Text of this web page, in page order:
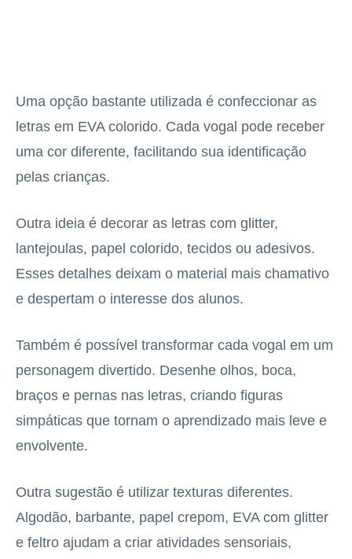
Uma opção bastante utilizada é confeccionar as
letras em EVA colorido. Cada vogal pode receber
uma cor diferente, facilitando sua identificação
pelas crianças.
Outra ideia é decorar as letras com glitter,
lantejoulas, papel colorido, tecidos ou adesivos.
Esses detalhes deixam o material mais chamativo
e despertam o interesse dos alunos.
Também é possível transformar cada vogal em um
personagem divertido. Desenhe olhos, boca,
braços e pernas nas letras, criando figuras
simpáticas que tornam o aprendizado mais leve e
envolvente.
Outra sugestão é utilizar texturas diferentes.
Algodão, barbante, papel crepom, EVA com glitter
e feltro ajudam a criar atividades sensoriais,